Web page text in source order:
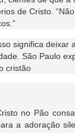
de Cristo.
significa
São Paulo
cristão
no Pão
a adoração